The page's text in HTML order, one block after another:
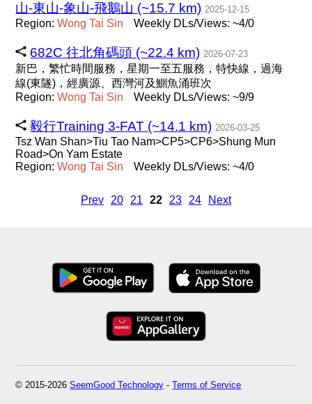
山-東山-象山-飛鵝山 (~15.7 km) 2025-12-15
Region:Wong Tai Sin Weekly DLs/Views: ~4/0
682C 往北角碼頭 (~22.4 km) 2026-07-23
新巴，繁忙時間服務，星期一至五服務，特快線，過海
線(東隧)，經廣源、西灣河及鰂魚涌班次
Region:Wong Tai Sin Weekly DLs/Views: ~9/9
毅行Training 3-FAT (~14.1 km) 2026-03-25
Tsz Wan Shan>Tiu Tao Nam>CP5>CP6>Shung Mun
Road>On Yam Estate
Region:Wong Tai Sin Weekly DLs/Views: ~4/0
Prev 20 21 22 23 24 Next
© 2015-2026SeemGood Technology -Terms of Service